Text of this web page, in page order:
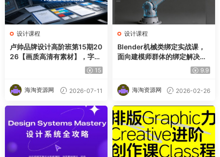
设计课程
卢帅品牌设计高阶班第15期20
26【画质高清有素材】，字体
标志＋图形LOGO＋AIGC设计
＋IP形象＋VI全案落地系统教
程
15
海淘资源网 2026-07-11
设计课程
Blender机械类绑定实战课，
面向建模师群体的绑定解决方
9.9
海淘资源网 2026-02-26